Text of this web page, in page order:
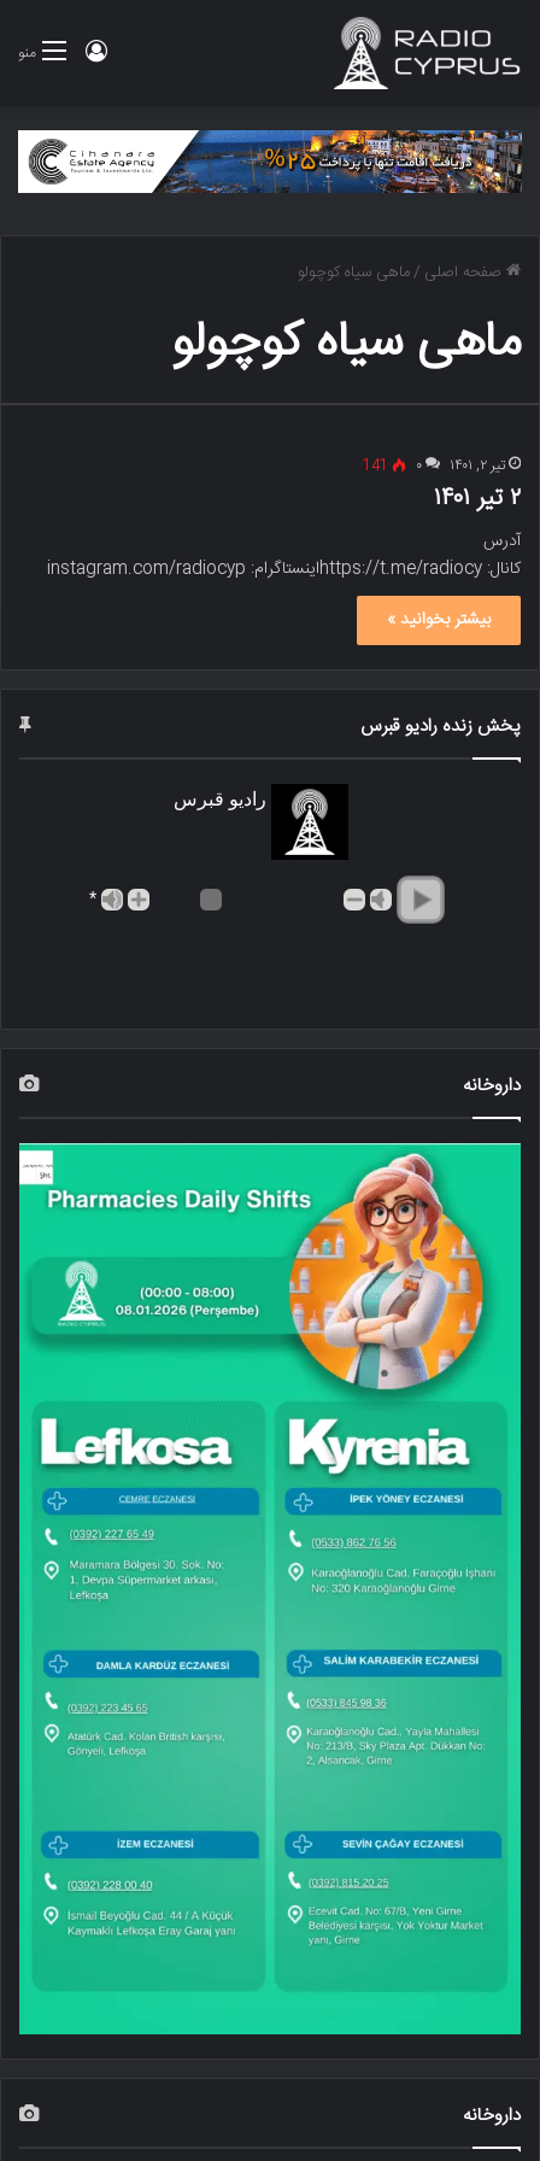
منو ورود
صفحه اصلی /ماهی سیاه کوچولو
ماهی سیاه کوچولو
تیر ۲, ۱۴۰۱ ۰ 141
۲ تیر ۱۴۰۱
آدرس
کانال: https://t.me/radiocyاینستاگرام: instagram.com/radiocyp
بیشتر بخوانید »
پخش زنده رادیو قبرس
رادیو قبرس
*
داروخانه
داروخانه